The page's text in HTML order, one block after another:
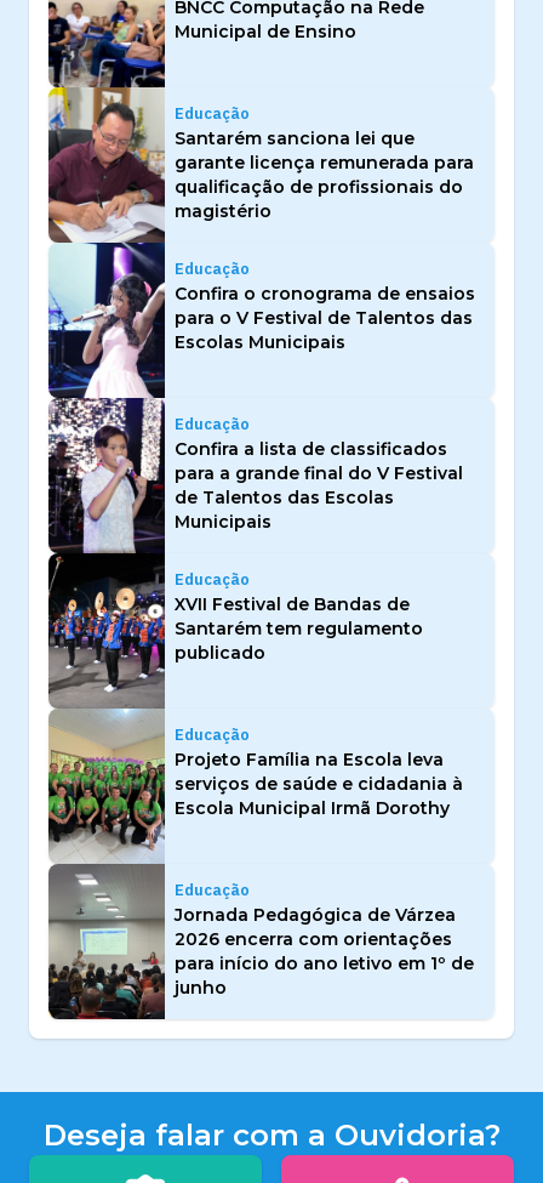
BNCC Computação na Rede
Municipal de Ensino
Educação
Santarém sanciona lei que
garante licença remunerada para
qualificação de profissionais do
magistério
Educação
Confira o cronograma de ensaios
para o V Festival de Talentos das
Escolas Municipais
Educação
Confira a lista de classificados
para a grande final do V Festival
de Talentos das Escolas
Municipais
Educação
XVII Festival de Bandas de
Santarém tem regulamento
publicado
Educação
Projeto Família na Escola leva
serviços de saúde e cidadania à
Escola Municipal Irmã Dorothy
Educação
Jornada Pedagógica de Várzea
2026 encerra com orientações
para início do ano letivo em 1º de
junho
Deseja falar com a Ouvidoria?